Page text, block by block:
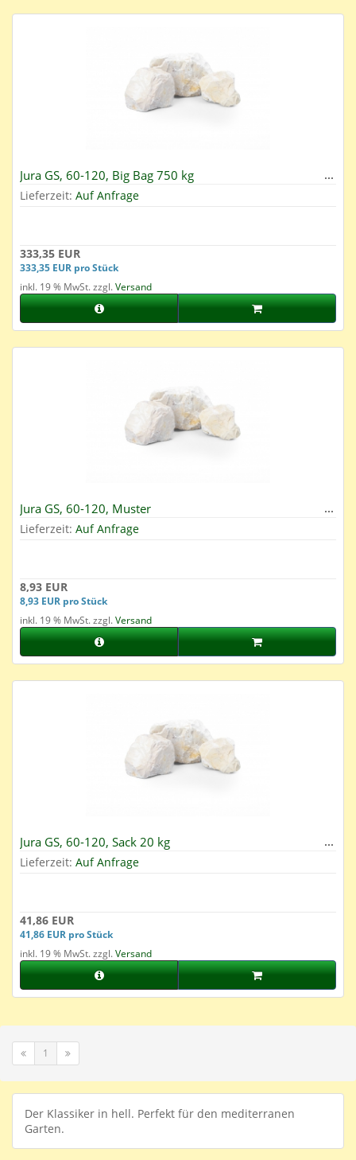
Jura GS, 60-120, Big Bag 750 kg
Lieferzeit: Auf Anfrage
333,35 EUR
333,35 EUR pro Stück
inkl. 19 % MwSt. zzgl.Versand
Jura GS, 60-120, Muster
Lieferzeit: Auf Anfrage
8,93 EUR
8,93 EUR pro Stück
inkl. 19 % MwSt. zzgl.Versand
Jura GS, 60-120, Sack 20 kg
Lieferzeit: Auf Anfrage
41,86 EUR
41,86 EUR pro Stück
inkl. 19 % MwSt. zzgl.Versand
1
Der Klassiker in hell. Perfekt für den mediterranen
Garten.